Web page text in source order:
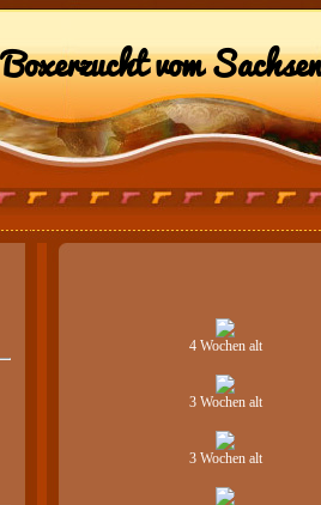
Boxerzucht vom
4 Wochen alt
3 Wochen alt
3 Wochen alt